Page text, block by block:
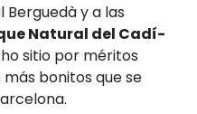
y a las
Natural del Cadí-
sitio por méritos
bonitos que se